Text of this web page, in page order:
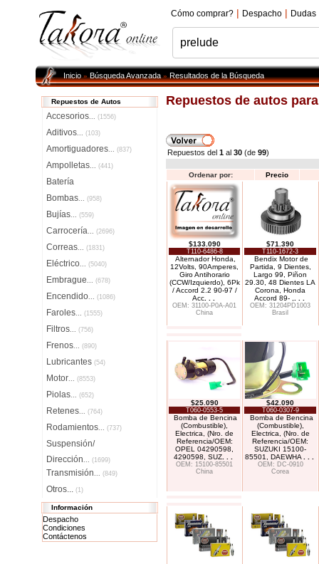
Cómo comprar? | Despacho | Dudas
Inicio»Búsqueda Avanzada»Resultados de la Búsqueda
Repuestos de Autos
Accesorios... (1556)
Aditivos... (103)
Amortiguadores... (837)
Ampolletas... (441)
Batería
Bombas... (958)
Bujías... (559)
Carrocería... (2696)
Correas... (1831)
Eléctrico... (5040)
Embrague... (678)
Encendido... (1086)
Faroles... (1555)
Filtros... (756)
Frenos... (890)
Lubricantes (54)
Motor... (8553)
Piolas... (652)
Retenes... (764)
Rodamientos... (737)
Suspensión/
Dirección... (1699)
Transmisión... (849)
Otros... (1)
Información
Despacho
Condiciones
Contáctenos
Repuestos de autos
Repuestos del 1 al 30 (de 99)
Ordenar por: Precio
$133.090
T110-6486-8
Alternador Honda,
12Volts, 90Amperes,
Giro Antihorario
(CCW/Izquierdo), 6Pk
/ Accord 2.2 90-97 /
Acc. . .
OEM: 31100-P0A-A01
China
$71.390
T110-1672-3
Bendix Motor de
Partida, 9 Dientes,
Largo 99, Piñon
29.30, 48 Dientes LA
Corona, Honda
Accord 89- ,
OEM: 31204PD1003
Brasil
$25.090
T060-0553-5
Bomba de Bencina
(Combustible),
Electrica, (Nro. de
Referencia/OEM:
OPEL 04290598,
4290598, SUZ
OEM: 15100-85501
China
$42.090
T060-0307-9
Bomba de Bencina
(Combustible),
Electrica, (Nro. de
Referencia/OEM:
SUZUKI 15100-
85501, DAEWHA
OEM: DC-0910
Corea